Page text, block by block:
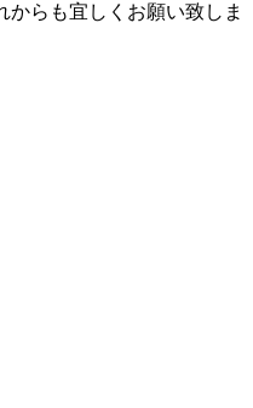
らも宜しくお願い致しま